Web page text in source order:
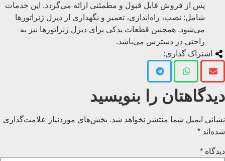
پس از فروش قابل قبول و مطمئنی ارائه می‌گردد. این خدمات
شامل: نصب، راه‌اندازی، تعمیر و نگهداری از دیزل ژنراتورها
می‌شود. همچنین قطعات یدکی برای دیزل ژنراتورها نیز به
راحتی در دسترس می‌باشد.
اشتراک گذاری:
دیدگاهتان را بنویسید
نشانی ایمیل شما منتشر نخواهد شد. بخش‌های موردنیاز علامت‌گذاری
شده‌اند *
دیدگاه *